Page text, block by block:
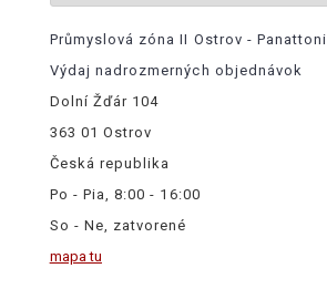
Průmyslová zóna II Ostrov -
Výdaj nadrozmerných objednávok
Dolní Žďár 104
363 01 Ostrov
Česká republika
Po - Pia, 8:00 - 16:00
So - Ne, zatvorené
mapa tu